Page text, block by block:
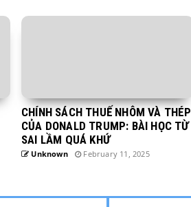
CHÍNH SÁCH THUẾ NHÔM VÀ THÉP
CỦA DONALD TRUMP: BÀI HỌC TỪ
SAI LẦM QUÁ KHỨ
Unknown February 11, 2025